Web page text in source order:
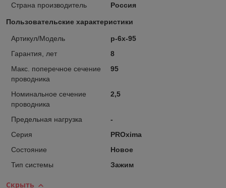
Страна производитель
Россия
Пользовательские характеристики
Артикул/Модель
p-6x-95
Гарантия, лет
8
Макс. поперечное сечение
проводника
95
Номинальное сечение
проводника
2,5
Предельная нагрузка
-
Серия
PROxima
Состояние
Новое
Тип системы
Зажим
Скрыть